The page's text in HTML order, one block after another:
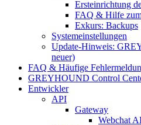
Ersteinrichtung
FAQ & Hilfe
Exkurs: Backups
Systemeinstellungen
Update-Hinweis:
neuer)
FAQ & Häufige
GREYHOUND Control
Entwickler
API
Gateway
Webchat